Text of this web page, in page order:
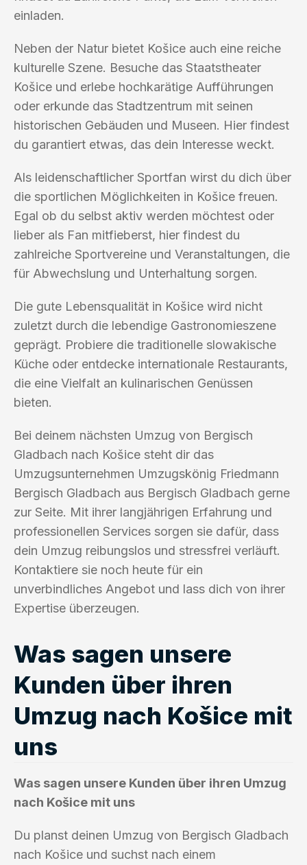
einladen.
Neben der Natur bietet Košice auch eine reiche
kulturelle Szene. Besuche das Staatstheater
Košice und erlebe hochkarätige Aufführungen
oder erkunde das Stadtzentrum mit seinen
historischen Gebäuden und Museen. Hier findest
du garantiert etwas, das dein Interesse weckt.
Als leidenschaftlicher Sportfan wirst du dich über
die sportlichen Möglichkeiten in Košice freuen.
Egal ob du selbst aktiv werden möchtest oder
lieber als Fan mitfieberst, hier findest du
zahlreiche Sportvereine und Veranstaltungen, die
für Abwechslung und Unterhaltung sorgen.
Die gute Lebensqualität in Košice wird nicht
zuletzt durch die lebendige Gastronomieszene
geprägt. Probiere die traditionelle slowakische
Küche oder entdecke internationale Restaurants,
die eine Vielfalt an kulinarischen Genüssen
bieten.
Bei deinem nächsten Umzug von Bergisch
Gladbach nach Košice steht dir das
Umzugsunternehmen Umzugskönig Friedmann
Bergisch Gladbach aus Bergisch Gladbach gerne
zur Seite. Mit ihrer langjährigen Erfahrung und
professionellen Services sorgen sie dafür, dass
dein Umzug reibungslos und stressfrei verläuft.
Kontaktiere sie noch heute für ein
unverbindliches Angebot und lass dich von ihrer
Expertise überzeugen.
Was sagen unsere
Kunden über ihren
Umzug nach Košice mit
uns
Was sagen unsere Kunden über ihren Umzug
nach Košice mit uns
Du planst deinen Umzug von Bergisch Gladbach
nach Košice und suchst nach einem